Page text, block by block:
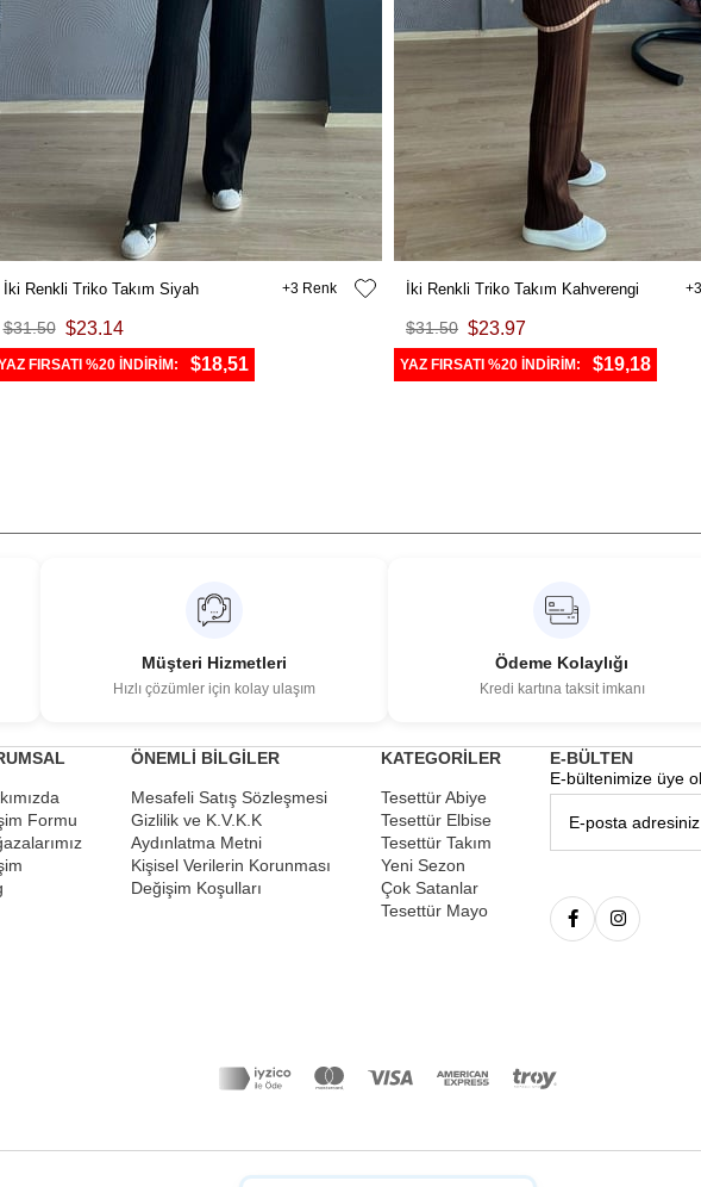
İki Renkli Triko Takım Siyah
$23.14
$31.50
3
FIRSATI %20 İNDİRİM: $18,51
İki Renkli Triko Takım Kahverengi
$23.97
$31.50
3
YAZ FIRSATI %20 İNDİRİM: $19,18
Müşteri Hizmetleri
Hızlı çözümler için kolay ulaşım
Ödeme Kolaylığı
Kredi kartına taksit imkanı
Formu
ÖNEMLİ BİLGİLER
Mesafeli Satış Sözleşmesi
Gizlilik ve K.V.K.K
Aydınlatma Metni
Kişisel Verilerin Korunması
Değişim Koşulları
KATEGORİLER
Tesettür Abiye
Tesettür Elbise
Tesettür Takım
Yeni Sezon
Çok Satanlar
Tesettür Mayo
E-BÜLTEN
E-bültenimize üye